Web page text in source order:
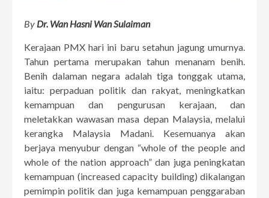
By Dr. Wan Hasni Wan Sulaiman
Kerajaan PMX hari ini baru setahun jagung umurnya.
Tahun pertama merupakan tahun menanam benih.
Benih dalaman negara adalah tiga tonggak utama,
iaitu: perpaduan politik dan rakyat, meningkatkan
kemampuan dan pengurusan kerajaan, dan
meletakkan wawasan masa depan Malaysia, melalui
kerangka Malaysia Madani. Kesemuanya akan
berjaya menyubur dengan “whole of the people and
whole of the nation approach” dan juga peningkatan
kemampuan (increased capacity building) dikalangan
pemimpin politik dan juga kemampuan penggaraban